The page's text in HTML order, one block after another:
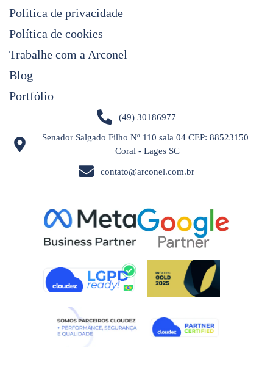
Politica de privacidade
Política de cookies
Trabalhe com a Arconel
Blog
Portfólio
(49) 30186977
Senador Salgado Filho Nº 110 sala 04 CEP: 88523150 |
Coral - Lages SC
contato@arconel.com.br